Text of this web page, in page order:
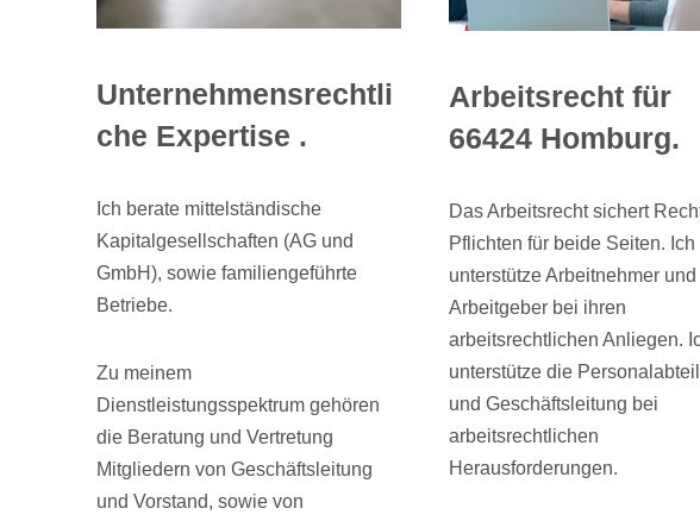
Unternehmensrechtli
che Expertise .
Ich berate mittelständische
Kapitalgesellschaften (AG und
GmbH), sowie familiengeführte
Betriebe.
Zu meinem
Dienstleistungsspektrum gehören
die Beratung und Vertretung
Mitgliedern von Geschäftsleitung
und Vorstand, sowie von
Arbeitsrecht für
66424 Homburg.
Das Arbeitsrecht sichert
Pflichten für beide Seiten. Ich
unterstütze Arbeitnehmer und
Arbeitgeber bei ihren
arbeitsrechtlichen Anliegen.
unterstütze die
und Geschäftsleitung bei
arbeitsrechtlichen
Herausforderungen.